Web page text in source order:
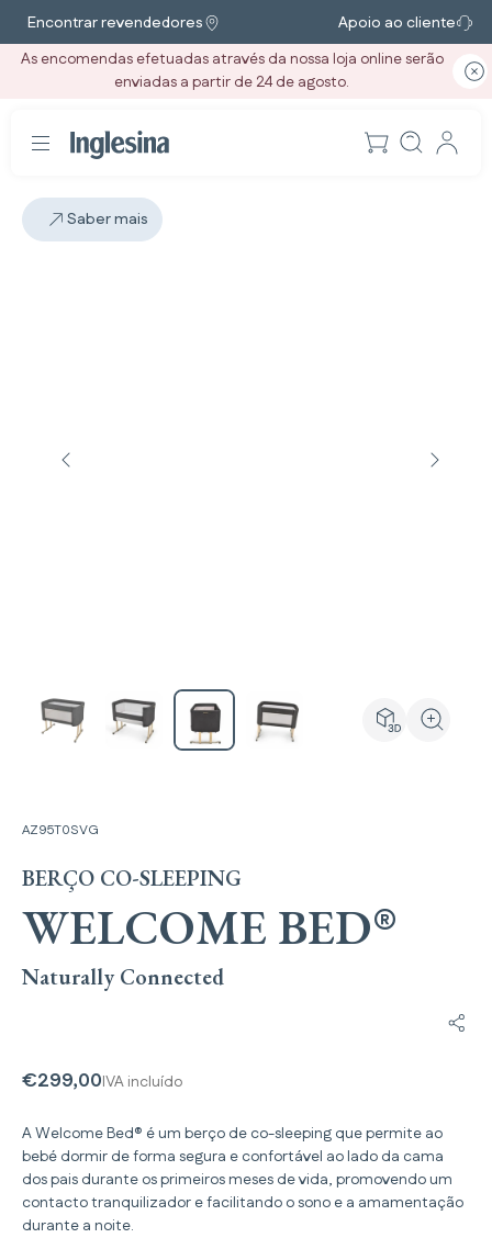
Encontrar revendedores
Apoio ao cliente
As encomendas efetuadas através da nossa loja online serão
enviadas a partir de 24 de agosto.
Saber mais
Ver produto
Ampliar
AZ95T0SVG
BERÇO CO-SLEEPING
WELCOME BED®
Naturally Connected
€299,00IVA incluído
A Welcome Bed® é um berço de co-sleeping que permite ao
bebé dormir de forma segura e confortável ao lado da cama
dos pais durante os primeiros meses de vida, promovendo um
contacto tranquilizador e facilitando o sono e a amamentação
durante a noite.